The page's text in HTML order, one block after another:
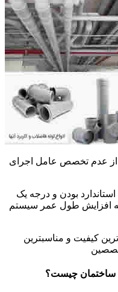
از عدم تخصص عامل اجرای
استاندارد بودن و درجه یک
افزایش طول عمر سیستم
کیفیت و مناسبترین
ساختمان چیست؟